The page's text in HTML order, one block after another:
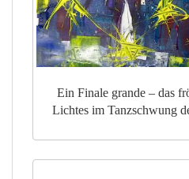
Ein Finale grande – das
Lichtes im Tanzschwung